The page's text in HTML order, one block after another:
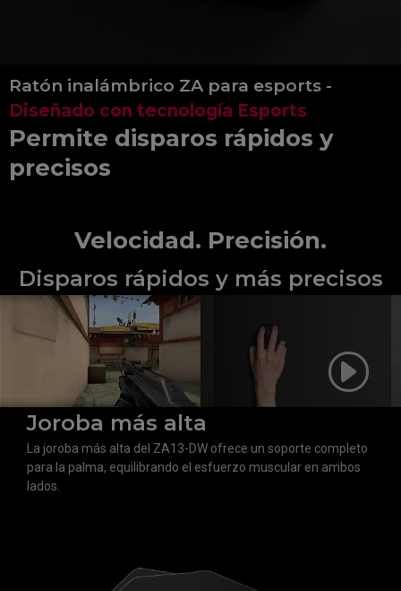
Ratón inalámbrico ZA para esports -
Diseñado con tecnología Esports
Permite disparos rápidos y
precisos
Velocidad. Precisión.
Disparos rápidos y más precisos
Joroba más alta
La joroba más alta del ZA13-DW ofrece un soporte completo
para la palma, equilibrando el esfuerzo muscular en ambos
lados.